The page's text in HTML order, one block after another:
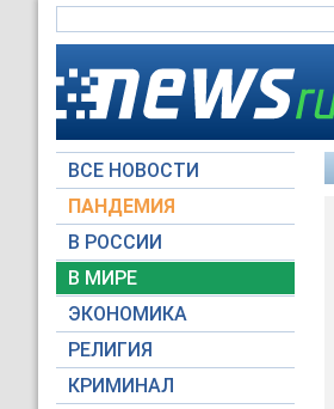
ВСЕ НОВОСТИ
ПАНДЕМИЯ
В РОССИИ
В МИРЕ
ЭКОНОМИКА
РЕЛИГИЯ
КРИМИНАЛ